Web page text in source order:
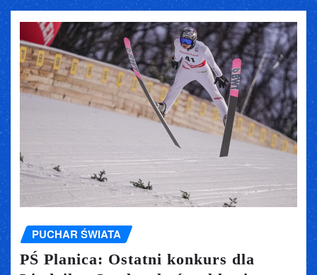
PUCHAR ŚWIATA
PŚ Planica: Ostatni konkurs dla